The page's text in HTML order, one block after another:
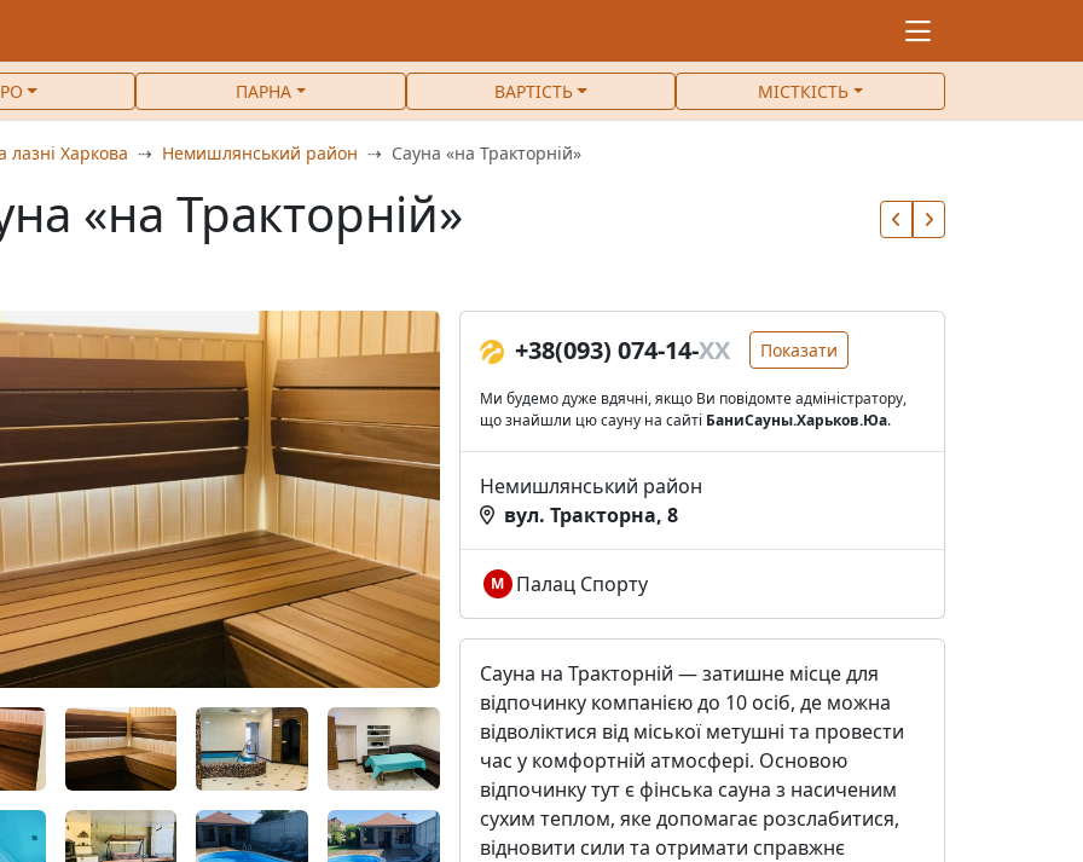
ПАРНА ВАРТІСТЬ МІСТКІСТЬ
лазні Харкова Немишлянський район Сауна «на Тракторній»
«на Тракторній»
+38(093) 074-14-XX Показати
Ми будемо дуже вдячні, якщо Ви повідомте адміністратору,
що знайшли цю сауну на сайті БаниСауны.Харьков.Юа.
Немишлянський район
вул. Тракторна, 8
М Палац Спорту
Сауна на Тракторній — затишне місце для
відпочинку компанією до 10 осіб, де можна
відволіктися від міської метушні та провести
час у комфортній атмосфері. Основою
відпочинку тут є фінська сауна з насиченим
сухим теплом, яке допомагає розслабитися,
відновити сили та отримати справжнє